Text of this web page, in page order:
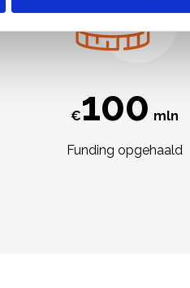
€117 mln
Funding opgehaald